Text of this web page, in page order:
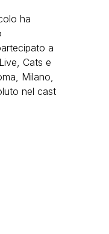
ha
a
Cats e
Milano,
nel cast